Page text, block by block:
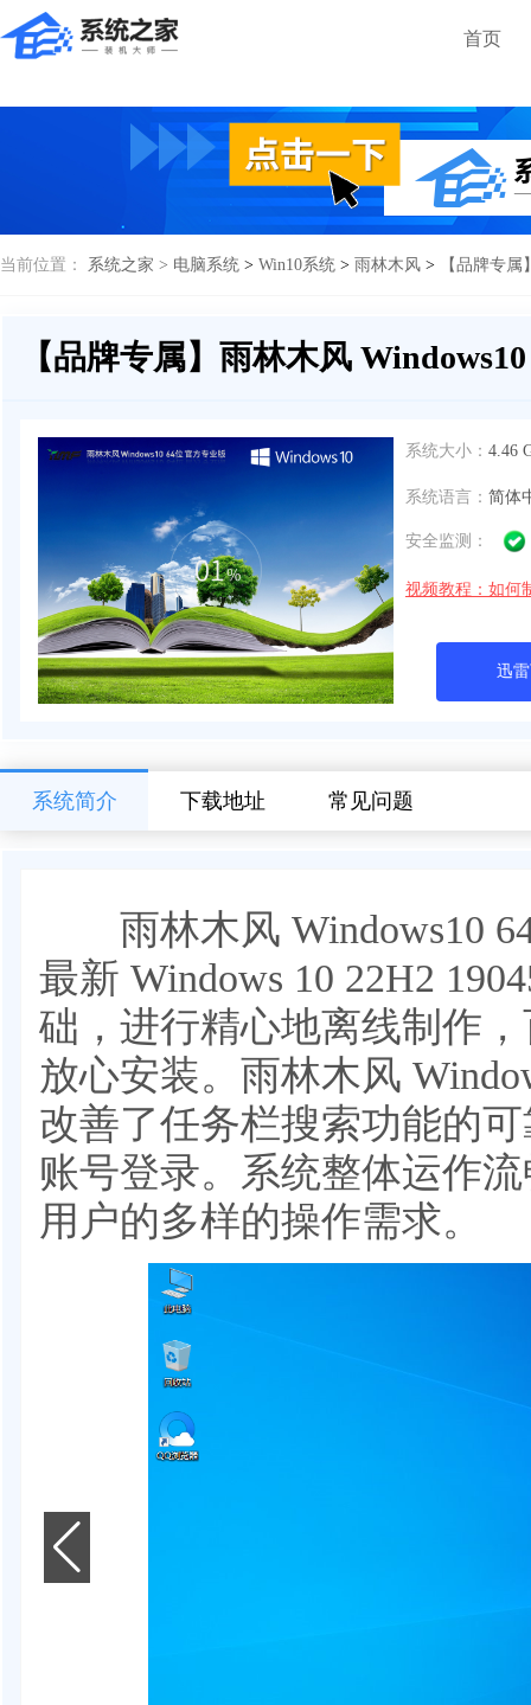
首页
当前位置： 系统之家 > 电脑系统 > Win10系统 > 雨林木风 > 【品牌专
【品牌专属】雨林木风
系统大小： 4.46
系统语言： 简体
安全监测：
视频教程：如何
迅
系统简介 下载地址 常见问题
雨林木风 Windows10
最新 Windows 10 22H2
础，进行精心地离线制作
放心安装。雨林木风
改善了任务栏搜索功能的
账号登录。系统整体运作
用户的多样的操作需求。